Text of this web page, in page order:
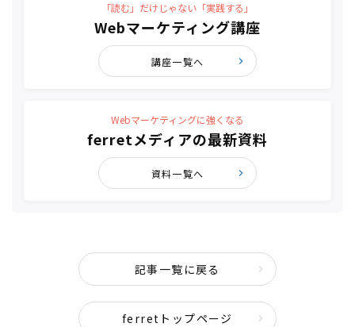
「読む」だけじゃない「実践する」
Webマーケティング講座
講座一覧へ
Webマーケティングに強くなる
ferretメディアの最新資料
資料一覧へ
記事一覧に戻る
ferretトップページ